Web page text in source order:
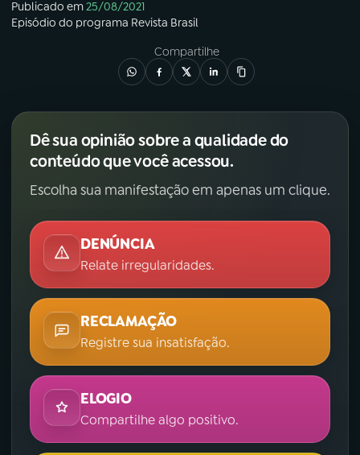
Publicado em25/08/2021
Episódio do programa Revista Brasil
Compartilhe
Dê sua opinião sobre a qualidade do
conteúdo que você acessou.
Escolha sua manifestação em apenas um clique.
DENÚNCIA
Relate irregularidades.
RECLAMAÇÃO
Registre sua insatisfação.
ELOGIO
Compartilhe algo positivo.